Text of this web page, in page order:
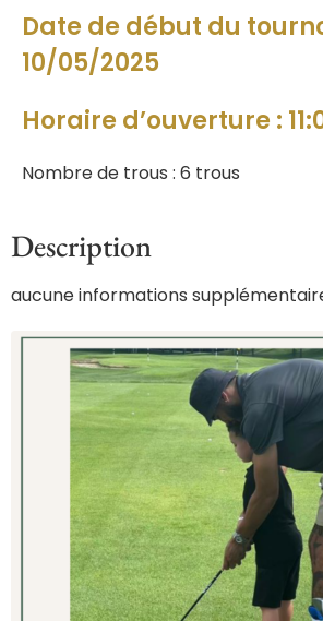
Date de début du
10/05/2025
Horaire d’ouverture :
Nombre de trous : 6 trous
Description
aucune informations